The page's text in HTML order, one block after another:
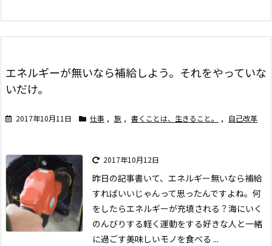
エネルギーが無いなら補給しよう。それをやっていな
いだけ。
2017年10月11日 仕事 , 旅 , 書くことは、生きること。 , 自己改革
2017年10月12日
昨日の記事書いて、エネルギー無いなら補給
すればいいじゃんって思ったんですよね。 何
をしたらエネルギーが充填される？海にいく
のんびりする軽く運動をする好きな人と一緒
に過ごす美味しいモノを食べる ...